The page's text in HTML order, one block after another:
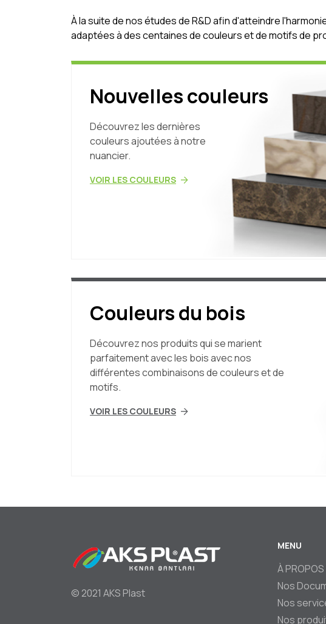
À la suite de nos études de R&D afin d'atteindre
adaptées à des centaines de couleurs et de motifs de
Nouvelles couleurs
Découvrez les dernières
couleurs ajoutées à notre
nuancier.
VOIR LES COULEURS
Couleurs du bois
Découvrez nos produits qui se marient
parfaitement avec les bois avec nos
différentes combinaisons de couleurs et de
motifs.
VOIR LES COULEURS
© 2021 AKS Plast
Footer
MENU
À
Nos
Nos
Nos